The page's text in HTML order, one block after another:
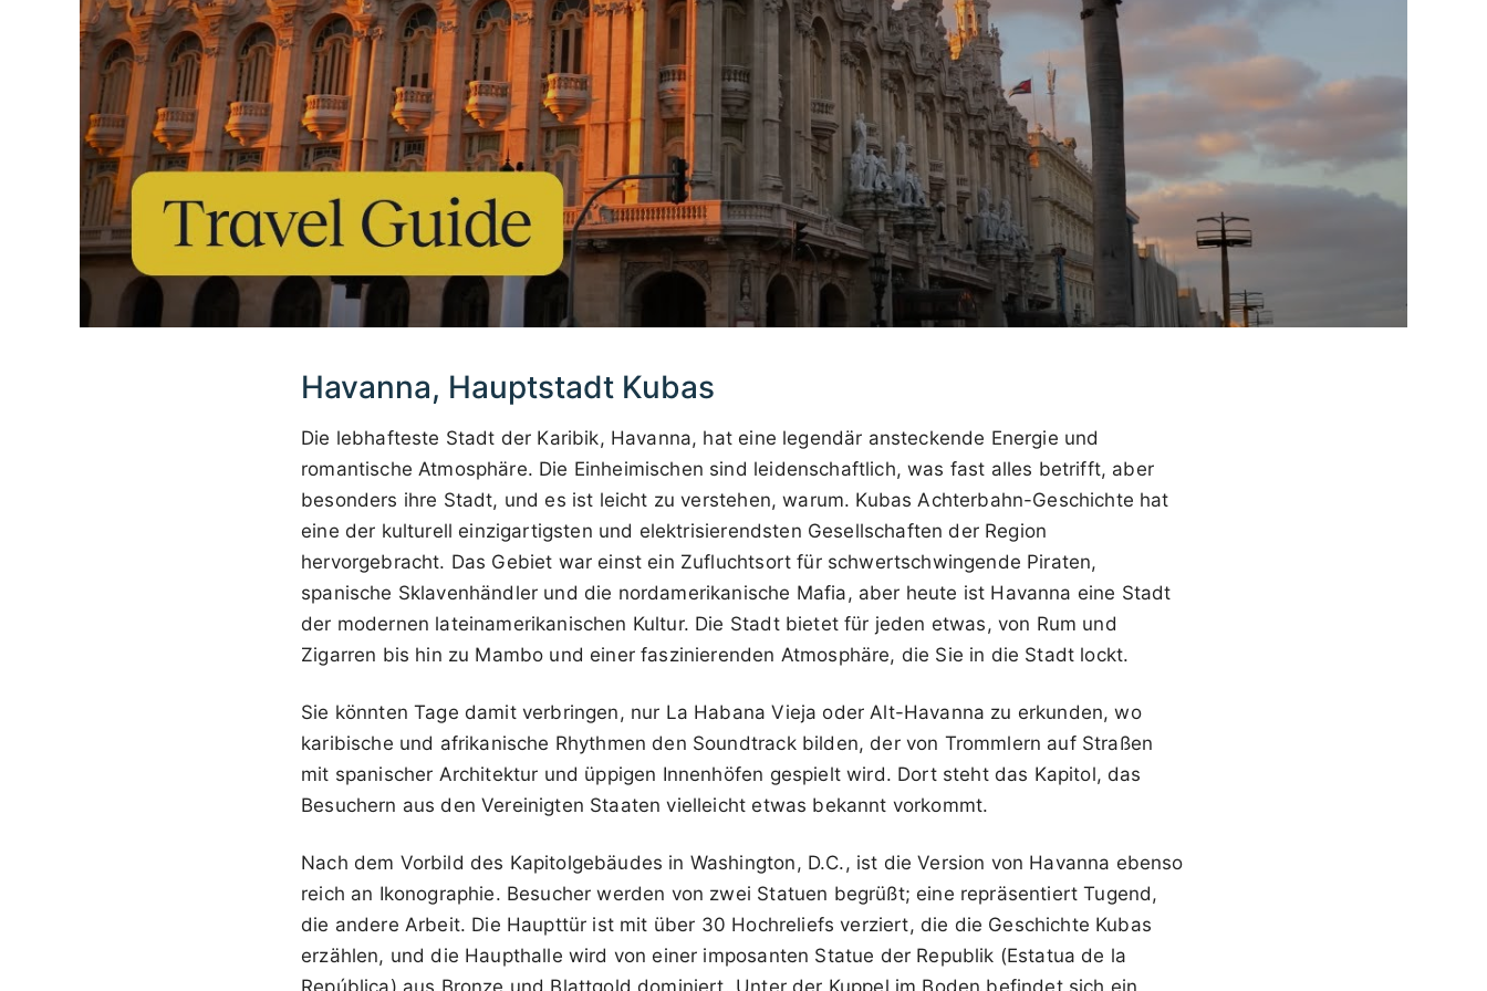
Havanna, Hauptstadt Kubas
Die lebhafteste Stadt der Karibik, Havanna, hat eine legendär ansteckende Energie und
romantische Atmosphäre. Die Einheimischen sind leidenschaftlich, was fast alles betrifft, aber
besonders ihre Stadt, und es ist leicht zu verstehen, warum. Kubas Achterbahn-Geschichte hat
eine der kulturell einzigartigsten und elektrisierendsten Gesellschaften der Region
hervorgebracht. Das Gebiet war einst ein Zufluchtsort für schwertschwingende Piraten,
spanische Sklavenhändler und die nordamerikanische Mafia, aber heute ist Havanna eine Stadt
der modernen lateinamerikanischen Kultur. Die Stadt bietet für jeden etwas, von Rum und
Zigarren bis hin zu Mambo und einer faszinierenden Atmosphäre, die Sie in die Stadt lockt.
Sie könnten Tage damit verbringen, nur La Habana Vieja oder Alt-Havanna zu erkunden, wo
karibische und afrikanische Rhythmen den Soundtrack bilden, der von Trommlern auf Straßen
mit spanischer Architektur und üppigen Innenhöfen gespielt wird. Dort steht das Kapitol, das
Besuchern aus den Vereinigten Staaten vielleicht etwas bekannt vorkommt.
Nach dem Vorbild des Kapitolgebäudes in Washington, D.C., ist die Version von Havanna ebenso
reich an Ikonographie. Besucher werden von zwei Statuen begrüßt; eine repräsentiert Tugend,
die andere Arbeit. Die Haupttür ist mit über 30 Hochreliefs verziert, die die Geschichte Kubas
erzählen, und die Haupthalle wird von einer imposanten Statue der Republik (Estatua de la
República) aus Bronze und Blattgold dominiert. Unter der Kuppel im Boden befindet sich ein